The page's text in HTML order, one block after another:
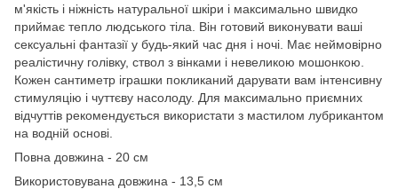
м'якість і ніжність натуральної шкіри і максимально швидко
приймає тепло людського тіла. Він готовий виконувати ваші
сексуальні фантазії у будь-який час дня і ночі. Має неймовірно
реалістичну голівку, ствол з вінками і невеликою мошонкою.
Кожен сантиметр іграшки покликаний дарувати вам інтенсивну
стимуляцію і чуттєву насолоду. Для максимально приємних
відчуттів рекомендується використати з мастилом лубрикантом
на водній основі.
Повна довжина - 20 см
Використовувана довжина - 13,5 см